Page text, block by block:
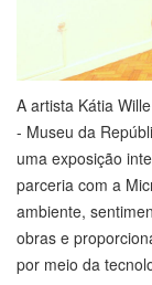
A artista Kátia
- Museu da
uma exposição
parceria com a
ambiente,
obras e
por meio da